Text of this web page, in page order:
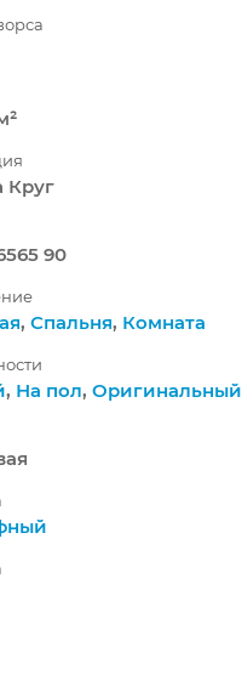
Круг
90
, Спальня, Комната
, На пол, Оригинальный